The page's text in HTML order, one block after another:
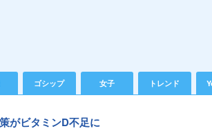
ゴシップ 女子 トレンド
がビタミンD不足に